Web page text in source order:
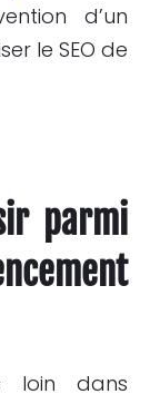
d’un
le SEO de
parmi
loin dans